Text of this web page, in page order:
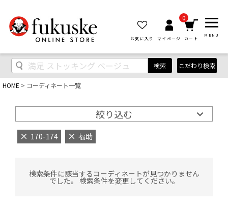
お気に入り マイページ
0
カート
MENU
検索 こだわり検索
HOME コーディネート一覧
絞り込む
170-174 福助
検索条件に該当するコーディネートが見つかりません
でした。 検索条件を変更してください。